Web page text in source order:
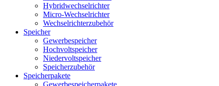
Hybridwechselrichter
Micro-Wechselrichter
Wechselrichterzubehör
Speicher
Gewerbespeicher
Hochvoltspeicher
Niedervoltspeicher
Speicherzubehör
Speicherpakete
Gewerbespeicherpakete